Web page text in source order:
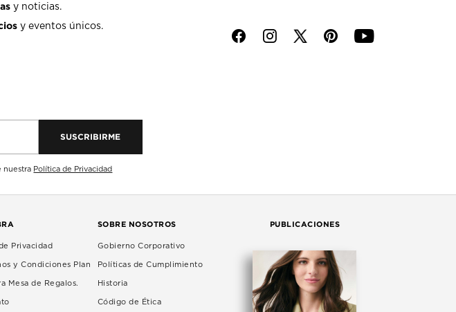
y noticias.
y eventos únicos.
SUSCRIBIRME
nuestra Política de Privacidad
f i p y
Privacidad
y Condiciones Plan
Mesa de Regalos.
SOBRE NOSOTROS
Gobierno Corporativo
Políticas de Cumplimiento
Historia
Código de Ética
PUBLICACIONES